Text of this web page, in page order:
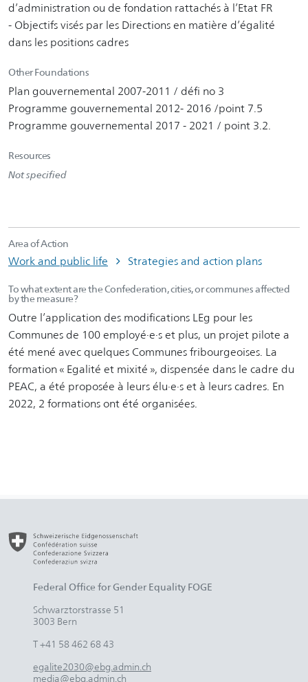
d’administration ou de fondation rattachés à l’Etat FR
- Objectifs visés par les Directions en matière d’égalité
dans les positions cadres
Other Foundations
Plan gouvernemental 2007-2011 / défi no 3
Programme gouvernemental 2012- 2016 /point 7.5
Programme gouvernemental 2017 - 2021 / point 3.2.
Resources
Not specified
Area of Action
Work and public life Strategies and action plans
To what extent are the Confederation, cities, or communes affected
by the measure?
Outre l’application des modifications LEg pour les
Communes de 100 employé∙e∙s et plus, un projet pilote a
été mené avec quelques Communes fribourgeoises. La
formation « Egalité et mixité », dispensée dans le cadre du
PEAC, a été proposée à leurs élu∙e∙s et à leurs cadres. En
2022, 2 formations ont été organisées.
Federal Office for Gender Equality FOGE
Schwarztorstrasse 51
3003 Bern
T +41 58 462 68 43
egalite2030@ebg.admin.ch
media@ebg.admin.ch